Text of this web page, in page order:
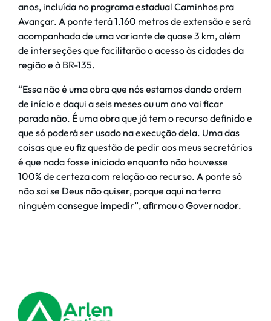
anos, incluída no programa estadual Caminhos pra
Avançar. A ponte terá 1.160 metros de extensão e será
acompanhada de uma variante de quase 3 km, além
de interseções que facilitarão o acesso às cidades da
região e à BR-135.
“Essa não é uma obra que nós estamos dando ordem
de início e daqui a seis meses ou um ano vai ficar
parada não. É uma obra que já tem o recurso definido e
que só poderá ser usado na execução dela. Uma das
coisas que eu fiz questão de pedir aos meus secretários
é que nada fosse iniciado enquanto não houvesse
100% de certeza com relação ao recurso. A ponte só
não sai se Deus não quiser, porque aqui na terra
ninguém consegue impedir”, afirmou o Governador.